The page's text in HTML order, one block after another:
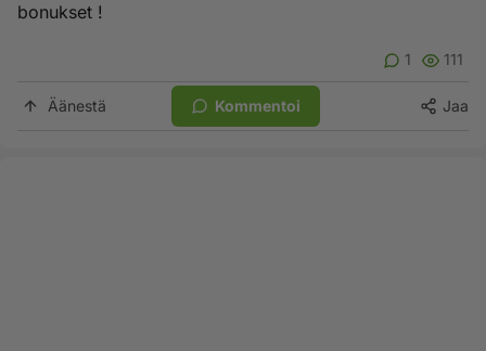
bonukset !
1 111
Äänestä Kommentoi Jaa